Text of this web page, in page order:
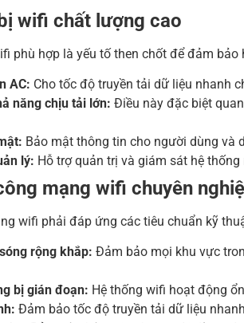
wifi chất lượng cao
phù hợp là yếu tố then chốt để đảm
AC: Cho tốc độ truyền tải dữ liệu nhanh
năng chịu tải lớn: Điều này đặc biệt
Bảo mật thông tin cho người dùng và
lý: Hỗ trợ quản trị và giám sát hệ
mạng wifi chuyên
wifi phải đáp ứng các tiêu chuẩn kỹ
rộng khắp: Đảm bảo mọi khu vực
bị gián đoạn: Hệ thống wifi hoạt động
Đảm bảo tốc độ truyền tải dữ liệu